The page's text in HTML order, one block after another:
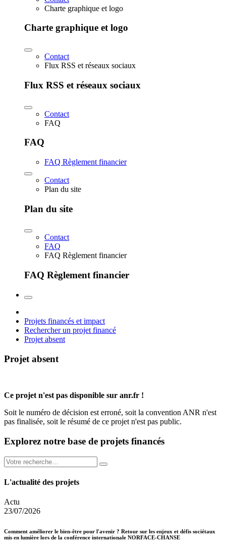
Charte graphique et logo
Charte graphique et logo
Contact
Flux RSS et réseaux sociaux
Flux RSS et réseaux sociaux
Contact
FAQ
FAQ
FAQ Règlement financier
Contact
Plan du site
Plan du site
Contact
FAQ
FAQ Règlement financier
FAQ Règlement financier
Projets financés et impact
Rechercher un projet financé
Projet absent
Projet absent
Ce projet n'est pas disponible sur anr.fr !
Soit le numéro de décision est erroné, soit la convention ANR n'est
pas finalisée, soit le résumé de ce projet n'est pas public.
Explorez notre base de projets financés
L'actualité des projets
Actu
23/07/2026
Comment améliorer le bien-être pour l'avenir ? Retour sur les enjeux et défis sociétaux
mis en lumière lors de la conférence internationale NORFACE-CHANSE